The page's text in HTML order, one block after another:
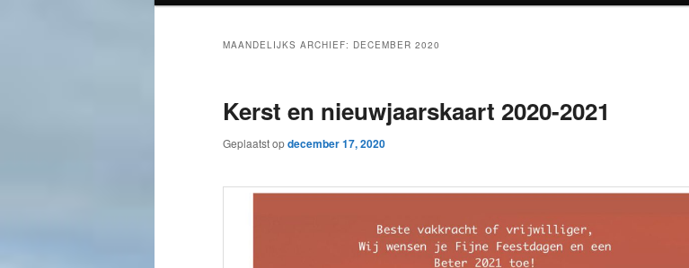
MAANDELIJKS ARCHIEF: DECEMBER 2020
Kerst en nieuwjaarskaart 2020-2021
Geplaatst opdecember 17, 2020